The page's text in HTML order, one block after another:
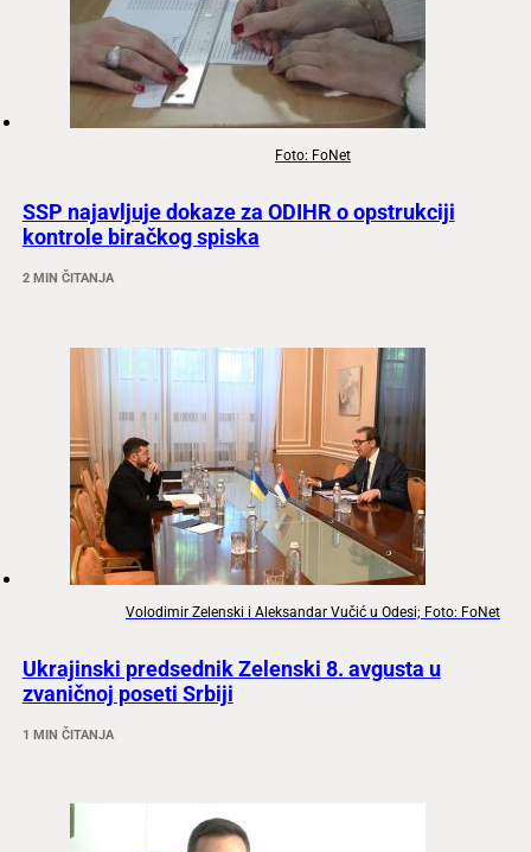
Foto: FoNet
SSP najavljuje dokaze za ODIHR o opstrukciji
kontrole biračkog spiska
2 MIN ČITANJA
Volodimir Zelenski i Aleksandar Vučić u Odesi; Foto: FoNet
Ukrajinski predsednik Zelenski 8. avgusta u
zvaničnoj poseti Srbiji
1 MIN ČITANJA